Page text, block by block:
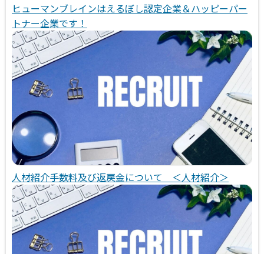
ヒューマンブレインはえるぼし認定企業＆ハッピーパー
トナー企業です！
人材紹介手数料及び返戻金について ＜人材紹介＞